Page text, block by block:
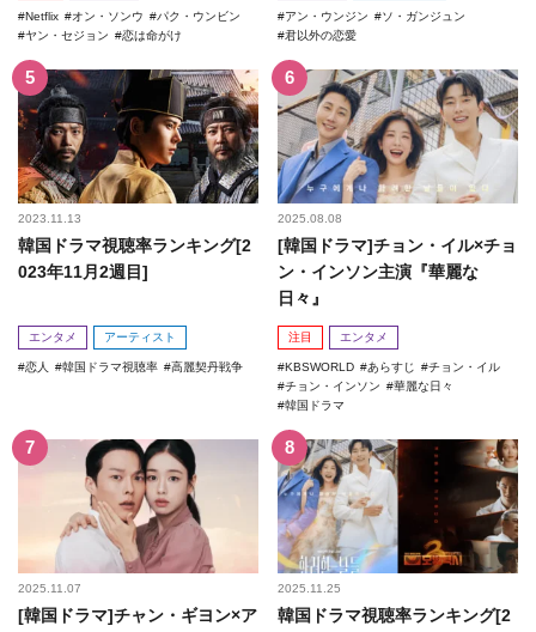
Netflix オン・ソンウ
パク・ウンビン
ヤン・セジョン
恋は命がけ
アン・ウンジン
ソ・ガンジュン
君以外の恋愛
2023.11.13
韓国ドラマ視聴率ランキング[2
023年11月2週目]
エンタメ アーティスト
恋人 韓国ドラマ視聴率 高麗契丹戦争
2025.08.08
[韓国ドラマ]チョン・イル×チョ
ン・インソン主演『華麗な
日々』
注目 エンタメ
KBSWORLD あらすじ
チョン・イル
チョン・インソン
華麗な日々
韓国ドラマ
2025.11.07
[韓国ドラマ]チャン・ギヨン×ア
2025.11.25
韓国ドラマ視聴率ランキング[2